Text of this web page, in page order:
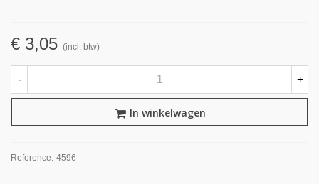
€ 3,05 (incl. btw)
- +
In winkelwagen
Reference: 4596